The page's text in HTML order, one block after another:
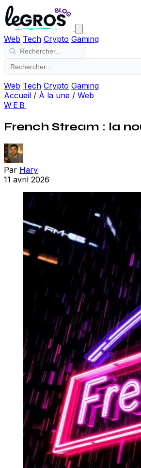
Web Tech Crypto Gaming
Web Tech Crypto Gaming
Accueil / À la une / Web
WEB
French Stream : la
Par Hary
11 avril 2026